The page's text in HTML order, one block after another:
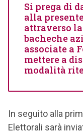
Si prega di
alla
attraverso
bacheche
associate a
mettere a
modalità
In seguito alla
Elettorali sarà